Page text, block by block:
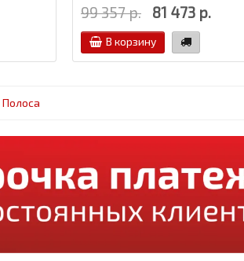
99 357 р. 81 473 р.
В корзину
Полоса